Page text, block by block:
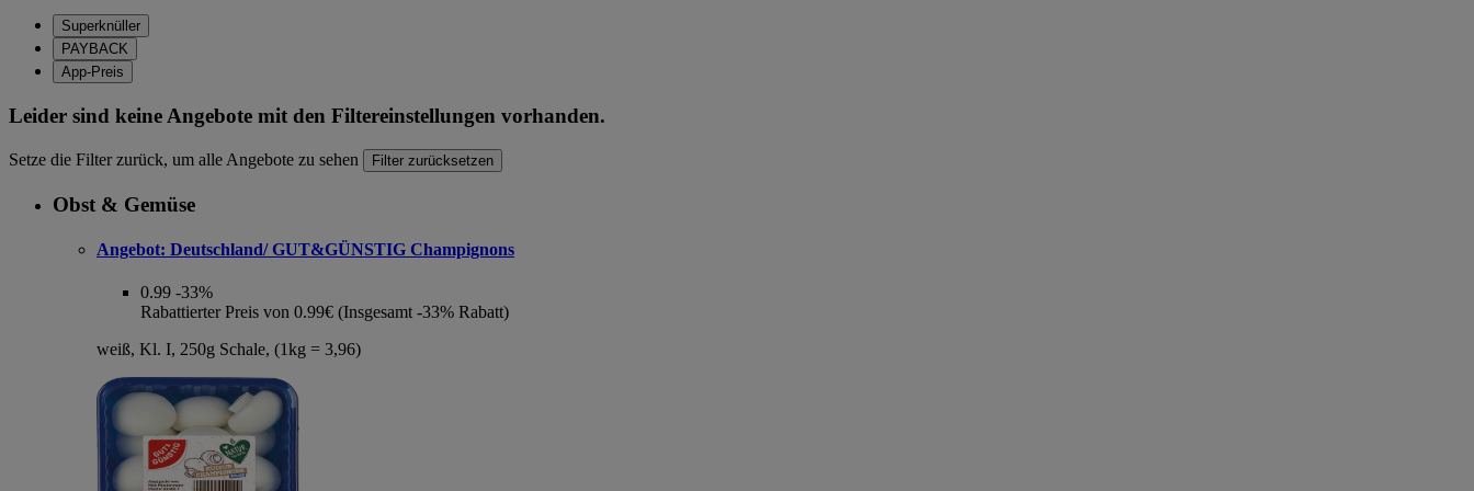
Superknüller
PAYBACK
App-Preis
Leider sind keine Angebote mit den Filtereinstellungen vorhanden.
Setze die Filter zurück, um alle Angebote zu sehen Filter zurücksetzen
Obst & Gemüse
Angebot: Deutschland/ GUT&GÜNSTIG Champignons
0.99 -33%
Rabattierter Preis von 0.99€ (Insgesamt -33% Rabatt)
weiß, Kl. I, 250g Schale, (1kg = 3,96)